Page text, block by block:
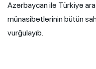
Azərbaycan ilə Türkiyə
münasibətlərinin bütün
vurğulayıb.